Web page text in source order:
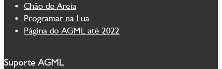
Chão de Areia
Programar na Lua
Página do AGML até 2022
Suporte AGML